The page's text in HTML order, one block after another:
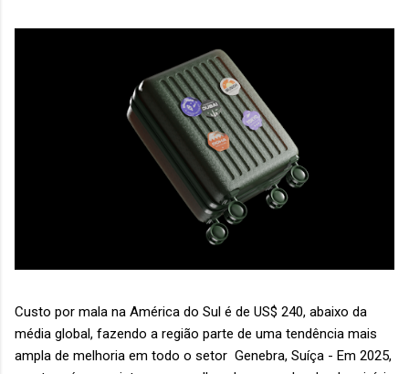
Custo por mala na América do Sul é de US$ 240, abaixo da
média global, fazendo a região parte de uma tendência mais
ampla de melhoria em todo o setor Genebra, Suíça - Em 2025,